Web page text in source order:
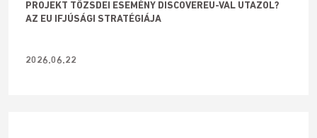
PROJEKT TŐZSDEI ESEMÉNY DISCOVEREU-VAL UTAZOL?
AZ EU IFJÚSÁGI STRATÉGIÁJA
2026.06.22